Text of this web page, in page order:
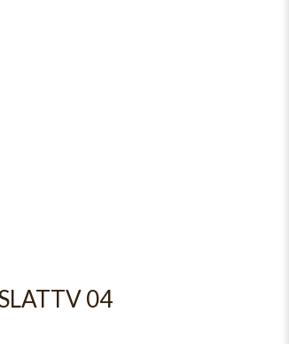
04